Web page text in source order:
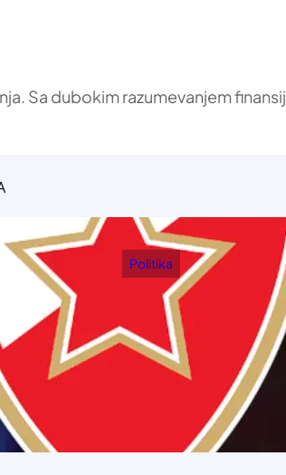
Sa dubokim razumevanjem
Politika
Eparhija
Vučiću: Litije su
Crnoj Gori!
Stefan Ristić